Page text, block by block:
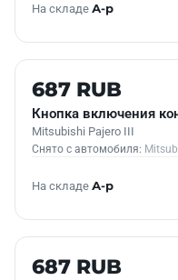
На складе А-р
Б/У В НАЛИЧИИ
687 RUB
Кнопка включения
Mitsubishi Pajero III
Снято с автомобиля:
На складе А-р
Б/У В НАЛИЧИИ
687 RUB